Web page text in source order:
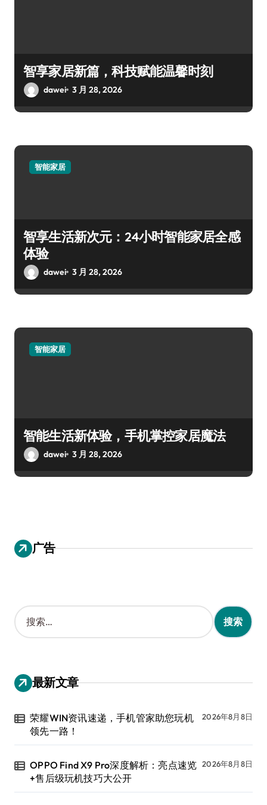
智享家居新篇，科技赋能温馨时刻
dawei 3 月 28, 2026
智能家居
智享生活新次元：24小时智能家居全感
体验
dawei 3 月 28, 2026
智能家居
智能生活新体验，手机掌控家居魔法
dawei 3 月 28, 2026
广告
搜
索
：
最新文章
荣耀WIN资讯速递，手机管家助您玩机
领先一路！
2026年8月8日
OPPO Find X9 Pro深度解析：亮点速览
+售后级玩机技巧大公开
2026年8月8日